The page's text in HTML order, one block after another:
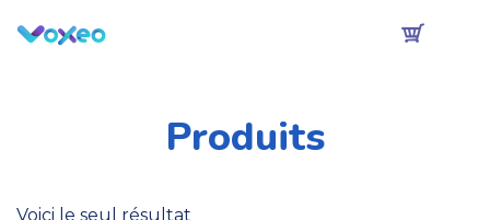
Produits
Voici le seul résultat